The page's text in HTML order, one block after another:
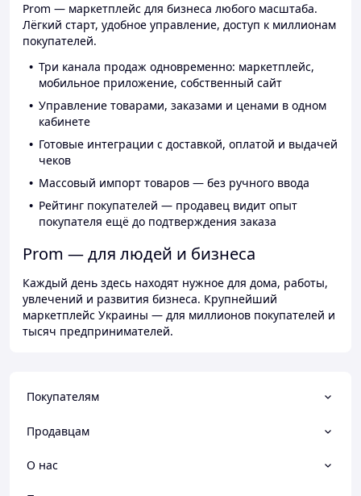
Prom — маркетплейс для бизнеса любого масштаба.
Лёгкий старт, удобное управление, доступ к миллионам
покупателей.
Три канала продаж одновременно: маркетплейс,
мобильное приложение, собственный сайт
Управление товарами, заказами и ценами в одном
кабинете
Готовые интеграции с доставкой, оплатой и выдачей
чеков
Массовый импорт товаров — без ручного ввода
Рейтинг покупателей — продавец видит опыт
покупателя ещё до подтверждения заказа
Prom — для людей и бизнеса
Каждый день здесь находят нужное для дома, работы,
увлечений и развития бизнеса. Крупнейший
маркетплейс Украины — для миллионов покупателей и
тысяч предпринимателей.
Покупателям
Продавцам
О нас